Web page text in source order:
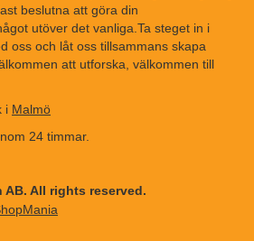
beslutna att göra din
utöver det vanliga.Ta steget in i
oss och låt oss tillsammans skapa
att utforska, välkommen till
i Malmö
24 timmar.
All rights reserved.